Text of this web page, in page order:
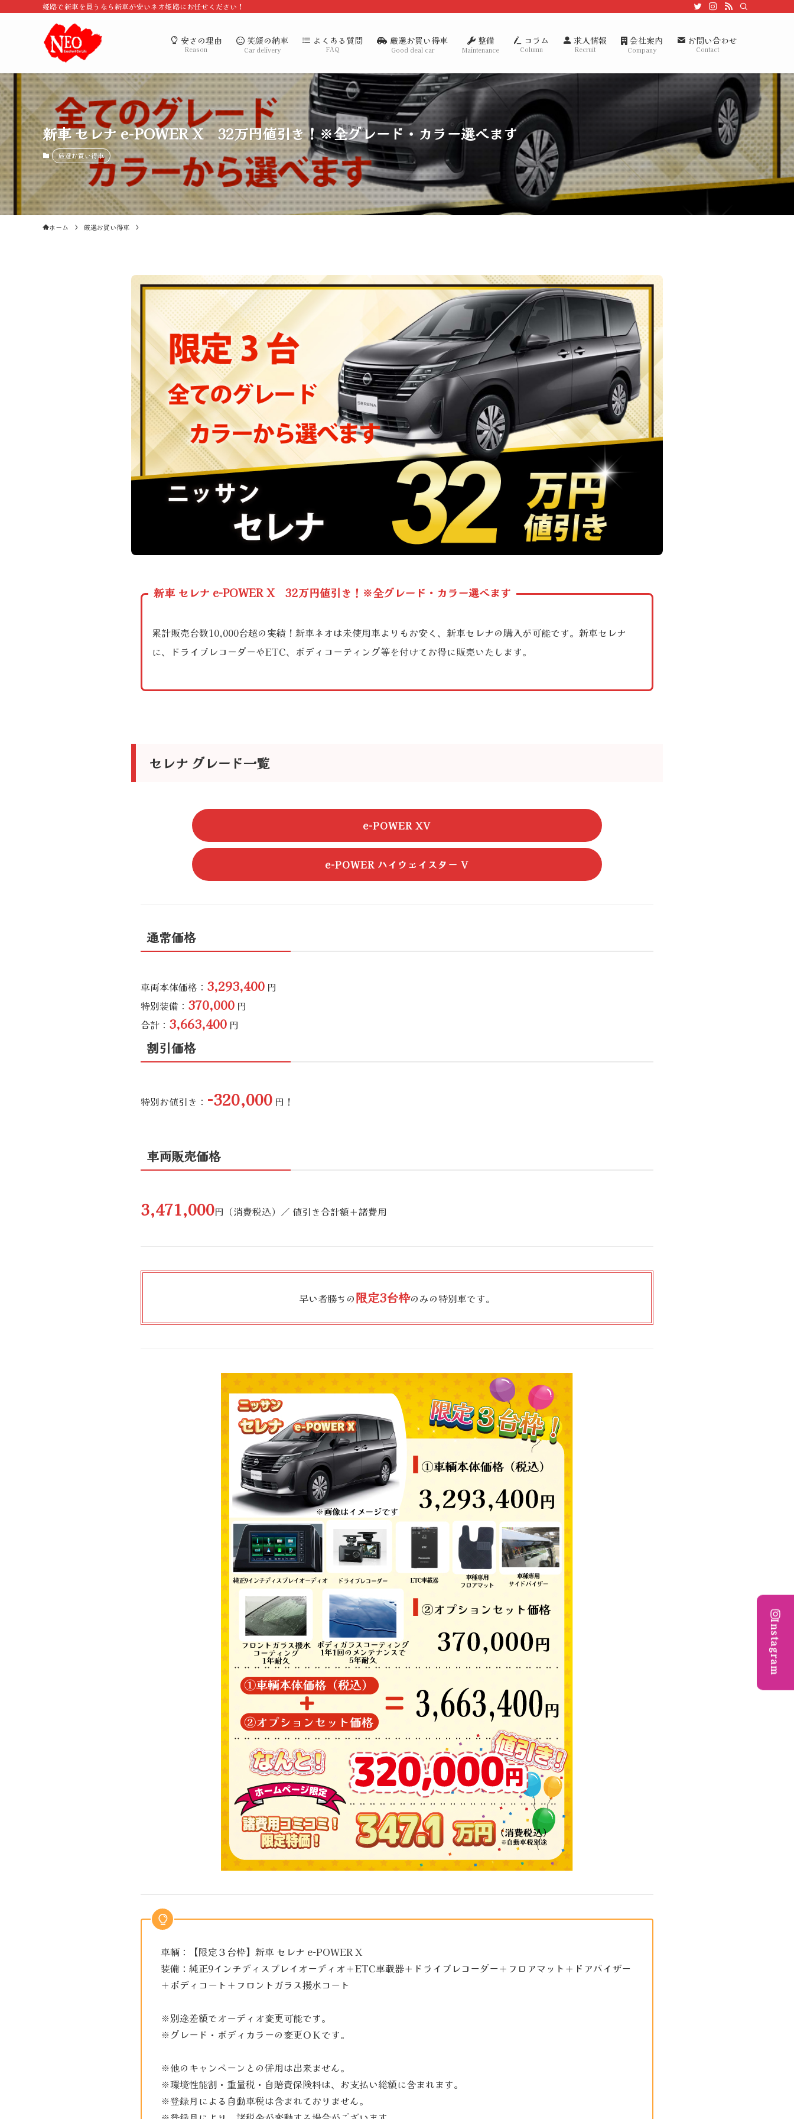
姫路で新車を買うなら新車が安いネオ姫路にお任せください！
安さの理由
Reason
笑顔の納車
Car delivery
よくある質問
FAQ
厳選お買い得車
Good deal car
整備
Maintenance
コラム
Column
求人情報
Recruit
会社案内
Company
お問い合わせ
Contact
新車 セレナ e-POWER X 32万円値引き！※全グレード・カラー選べます
厳選お買い得車
ホーム 厳選お買い得車
新車 セレナ e-POWER X 32万円値引き！※全グレード・カラー選べます
累計販売台数10,000台超の実績！新車ネオは未使用車よりもお安く、新車セレナの購入が可能です。新車セレナ
に、ドライブレコーダーやETC、ボディコーティング等を付けてお得に販売いたします。
セレナ グレード一覧
e-POWER XV
e-POWER ハイウェイスター V
通常価格
車両本体価格： 3,293,400 円
特別装備： 370,000 円
合計： 3,663,400 円
割引価格
特別お値引き： -320,000 円！
車両販売価格
3,471,000円（消費税込）／ 値引き合計額＋諸費用
早い者勝ちの限定3台枠のみの特別車です。
車輌：【限定３台枠】新車 セレナ e-POWER X
装備：純正9インチディスプレイオーディオ＋ETC車載器＋ドライブレコーダー＋フロアマット＋ドアバイザー
＋ボディコート＋フロントガラス撥水コート
※別途差額でオーディオ変更可能です。
※グレード・ボディカラーの変更ＯＫです。
※他のキャンペーンとの併用は出来ません。
※環境性能割・重量税・自賠責保険料は、お支払い総額に含まれます。
※登録月による自動車税は含まれておりません。
Instagram